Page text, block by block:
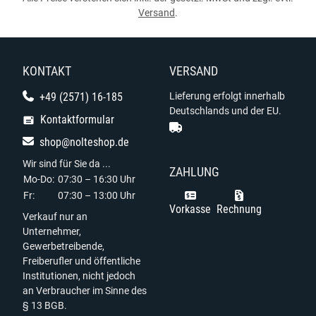
Versand.
KONTAKT
+49 (2571) 16-185
Kontaktformular
shop@nolteshop.de
Wir sind für Sie da ...
Mo-Do: 07:30 – 16:30 Uhr
Fr:
07:30 – 13:00 Uhr
Verkauf nur an
Unternehmer,
Gewerbetreibende,
Freiberufler und öffentliche
Institutionen, nicht jedoch
an Verbraucher im Sinne des
§ 13 BGB.
VERSAND
Lieferung erfolgt innerhalb
Deutschlands und der EU.
ZAHLUNG
Vorkasse Rechnung